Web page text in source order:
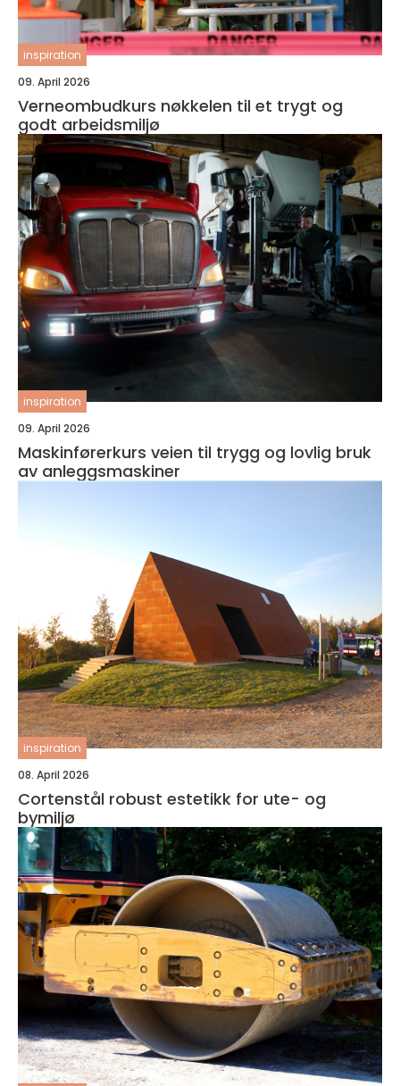
inspiration
09. April 2026
Verneombudkurs nøkkelen til et trygt og
godt arbeidsmiljø
inspiration
09. April 2026
Maskinførerkurs veien til trygg og lovlig bruk
av anleggsmaskiner
inspiration
08. April 2026
Cortenstål robust estetikk for ute- og
bymiljø